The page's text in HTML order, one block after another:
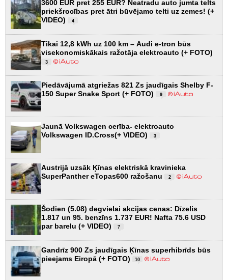
3600 EUR pret 255 EUR? Neatradu auto jumta telts
priekšrocības pret ātri būvējamo telti uz zemes! (+
VIDEO)
4
Tikai 12,8 kWh uz 100 km – Audi e-tron būs
visekonomiskākais ražotāja elektroauto (+ FOTO)
3
Piedāvājumā atgriežas 821 Zs jaudīgais Shelby F-
150 Super Snake Sport (+ FOTO)
9
Jaunā Volkswagen cerība- elektroauto
Volkswagen ID.Cross(+ VIDEO)
3
Austrijā uzsāk Ķīnas elektriskā kravinieka
SuperPanther eTopas600 ražošanu
2
Šodien (5.08) degvielai akcijas cenas: Dīzelis
1.817 un 95. benzīns 1.737 EUR! Nafta 75.6 USD
par barelu (+ VIDEO)
7
Gandrīz 900 Zs jaudīgais Ķīnas superhibrīds būs
pieejams Eiropā (+ FOTO)
10